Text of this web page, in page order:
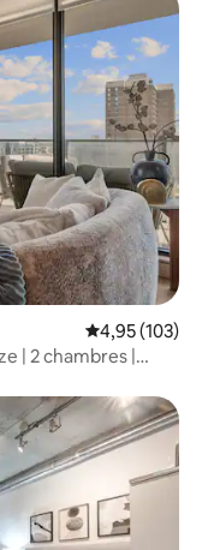
Note
4,95 (103)
| 2 chambres |